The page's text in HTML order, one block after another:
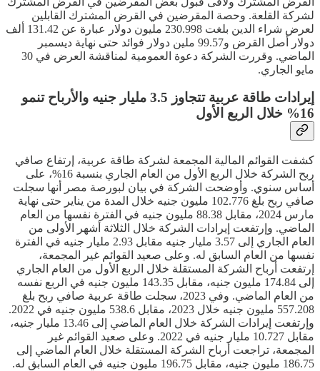
لشركة القلعة. وحصة المقرضين في القرض المشترك القابلين
لعرض شراء الدين بلغت 230.998 مليون دولار عبارة عن 131.42 ألف
دولار أصل القرض و99.57 ملين دولار فوائد حتى نهاية ديسمبر
الماضي. وقررت الشركة دعوة العمومية لمناقشة العرض في 30
مايو الجاري.
إيرادات طاقة عربية تتجاوز 3.5 مليار جنيه والأرباح تنمو
16% خلال الربع الأول
كشفت القوائم المالية المجمعة لشركة طاقة عربية، إرتفاع صافي
ربح الشركة خلال الربع الأول من العام الجاري بنسبة 16%، على
أساس سنوي. وأوضحت الشركة في بيان لبورصة مصر أنها سجلت
صافي ربح بلغ 102.776 مليون جنيه خلال المدة من يناير حتى نهاية
مارس 2024، مقابل 88.38 مليون جنيه في الفترة نفسها من العام
الماضي. وإرتفعت إيرادات الشركة خلال الثلاثة أشهر الأولى من
العام الجاري إلى 3.57 مليار جنيه مقابل 2.93 مليار جنيه في الفترة
نفسها من العام السابق له. وعلى صعيد القوائم غير المجمعة،
إرتفعت أرباح الشركة المستقلة خلال الربع الأول من العام الجاري
إلى 174.84 مليون جنيه، مقابل 143.35 مليون جنيه في الربع نفسه
من العام الماضي. وفي 2023، سجلت طاقة عربية صافي ربح بلغ
557.208 مليون جنيه خلال 2023، مقابل 538.6 مليون جنيه في 2022.
وإرتفعت إيرادات الشركة خلال العام الماضي إلى 13.46 مليار جنيه،
مقابل 10.727 مليار جنيه في 2022. وعلى صعيد القوائم غير
المجمعة، تراجعت أرباح الشركة المستقلة خلال العام الماضي إلى
186.75 مليون جنيه، مقابل 196.75 مليون جنيه في العام السابق له.